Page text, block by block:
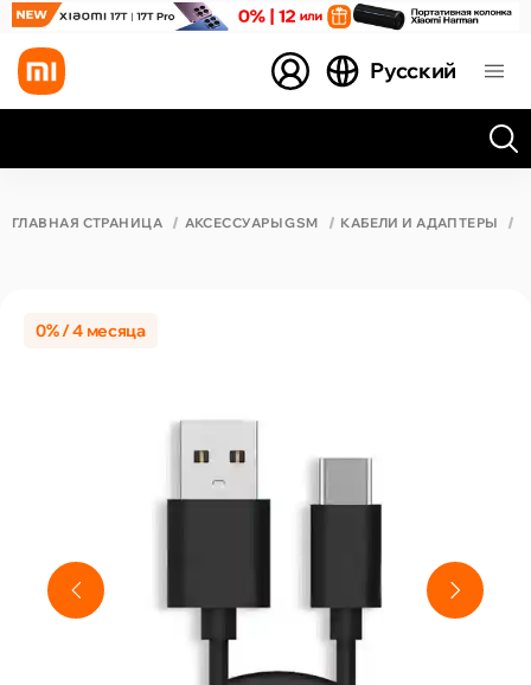
Русский
ГЛАВНАЯ СТРАНИЦА АКСЕССУАРЫ GSM КАБЕЛИ И АДАПТЕРЫ
0% / 4 месяца